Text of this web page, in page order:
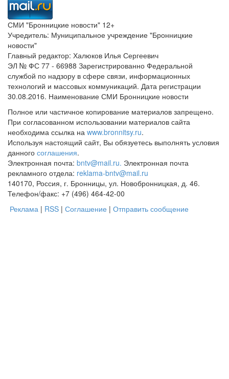
СМИ "Бронницкие новости" 12+
Учредитель: Муниципальное учреждение "Бронницкие
новости"
Главный редактор: Халюков Илья Сергеевич
ЭЛ № ФС 77 - 66988 Зарегистрированно Федеральной
службой по надзору в сфере связи, информационных
технологий и массовых коммуникаций. Дата регистрации
30.08.2016. Наименование СМИ Бронницкие новости
Полное или частичное копирование материалов запрещено.
При согласованном использовании материалов сайта
необходима ссылка на www.bronnitsy.ru.
Используя настоящий сайт, Вы обязуетесь выполнять условия
данного соглашения.
Электронная почта: bntv@mail.ru. Электронная почта
рекламного отдела: reklama-bntv@mail.ru
140170, Россия, г. Бронницы, ул. Новобронницкая, д. 46.
Телефон/факс: +7 (496) 464-42-00
Реклама | RSS | Соглашение | Отправить сообщение